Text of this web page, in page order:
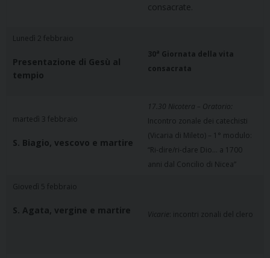
consacrate.
Lunedì 2 febbraio
Presentazione di Gesù al
tempio
30a Giornata della vita
consacrata
martedì 3 febbraio
S. Biagio, vescovo e martire
17.30 Nicotera – Oratorio:
Incontro zonale dei catechisti
(Vicaria di Mileto) – 1° modulo:
“Ri-dire/ri-dare Dio… a 1700
anni dal Concilio di Nicea”
Giovedì 5 febbraio
S. Agata, vergine e martire Vicarie : incontri zonali del clero